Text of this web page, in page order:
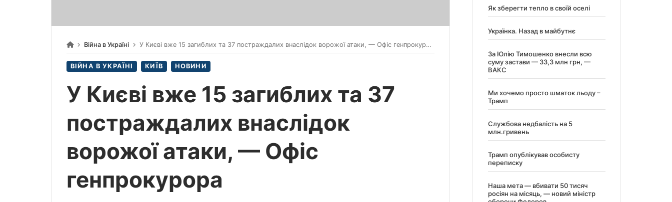
Війна в Україні У Києві вже 15 загиблих та 37 постраждалих внаслідок ворожої атаки, — Офіс генпрокурора
ВІЙНА В УКРАЇНІ КИЇВ НОВИНИ
У Києві вже 15 загиблих та 37
постраждалих внаслідок
ворожої атаки, — Офіс
генпрокурора
Як зберегти тепло в своїй оселі
Українка. Назад в майбутнє
За Юлію Тимошенко внесли всю
суму застави — 33,3 млн грн, —
ВАКС
Ми хочемо просто шматок льоду –
Трамп
Службова недбалість на 5
млн.гривень
Трамп опублікував особисту
переписку
Наша мета — вбивати 50 тисяч
росіян на місяць, — новий міністр